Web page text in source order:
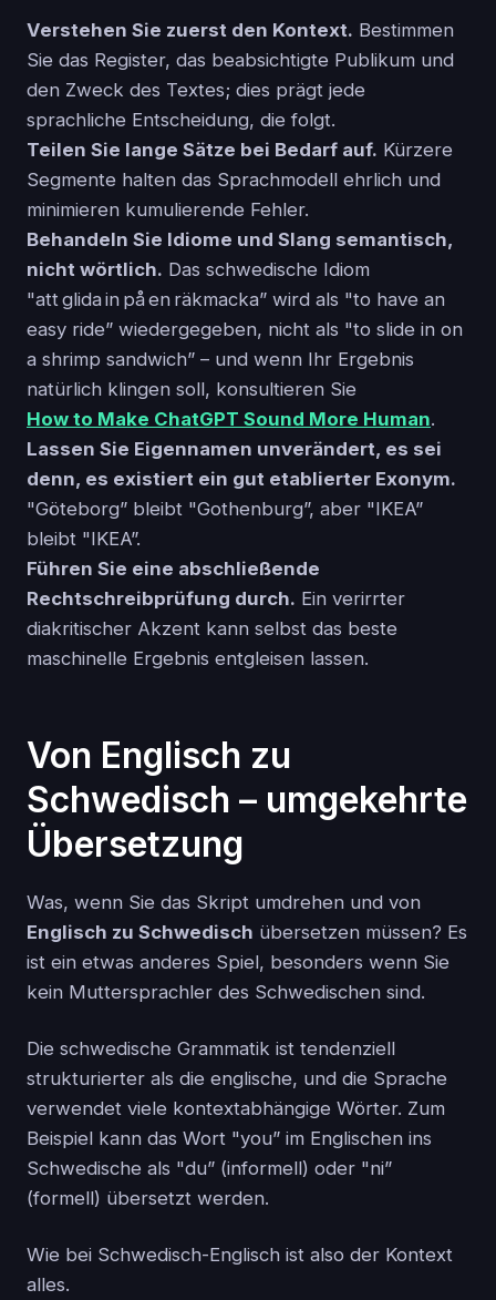
Verstehen Sie zuerst den Kontext. Bestimmen
Sie das Register, das beabsichtigte Publikum und
den Zweck des Textes; dies prägt jede
sprachliche Entscheidung, die folgt.
Teilen Sie lange Sätze bei Bedarf auf. Kürzere
Segmente halten das Sprachmodell ehrlich und
minimieren kumulierende Fehler.
Behandeln Sie Idiome und Slang semantisch,
nicht wörtlich. Das schwedische Idiom
"att glida in på en räkmacka” wird als "to have an
easy ride” wiedergegeben, nicht als "to slide in on
a shrimp sandwich” – und wenn Ihr Ergebnis
natürlich klingen soll, konsultieren Sie
How to Make ChatGPT Sound More Human.
Lassen Sie Eigennamen unverändert, es sei
denn, es existiert ein gut etablierter Exonym.
"Göteborg” bleibt "Gothenburg”, aber "IKEA”
bleibt "IKEA”.
Führen Sie eine abschließende
Rechtschreibprüfung durch. Ein verirrter
diakritischer Akzent kann selbst das beste
maschinelle Ergebnis entgleisen lassen.
Von Englisch zu
Schwedisch – umgekehrte
Übersetzung
Was, wenn Sie das Skript umdrehen und von
Englisch zu Schwedisch übersetzen müssen? Es
ist ein etwas anderes Spiel, besonders wenn Sie
kein Muttersprachler des Schwedischen sind.
Die schwedische Grammatik ist tendenziell
strukturierter als die englische, und die Sprache
verwendet viele kontextabhängige Wörter. Zum
Beispiel kann das Wort "you” im Englischen ins
Schwedische als "du” (informell) oder "ni”
(formell) übersetzt werden.
Wie bei Schwedisch-Englisch ist also der Kontext
alles.